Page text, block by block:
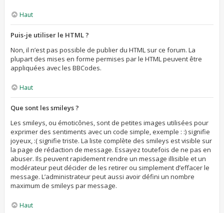
Haut
Puis-je utiliser le HTML ?
Non, il n’est pas possible de publier du HTML sur ce forum. La
plupart des mises en forme permises par le HTML peuvent être
appliquées avec les BBCodes.
Haut
Que sont les smileys ?
Les smileys, ou émoticônes, sont de petites images utilisées pour
exprimer des sentiments avec un code simple, exemple : :) signifie
joyeux, :( signifie triste. La liste complète des smileys est visible sur
la page de rédaction de message. Essayez toutefois de ne pas en
abuser. Ils peuvent rapidement rendre un message illisible et un
modérateur peut décider de les retirer ou simplement d’effacer le
message. L’administrateur peut aussi avoir défini un nombre
maximum de smileys par message.
Haut